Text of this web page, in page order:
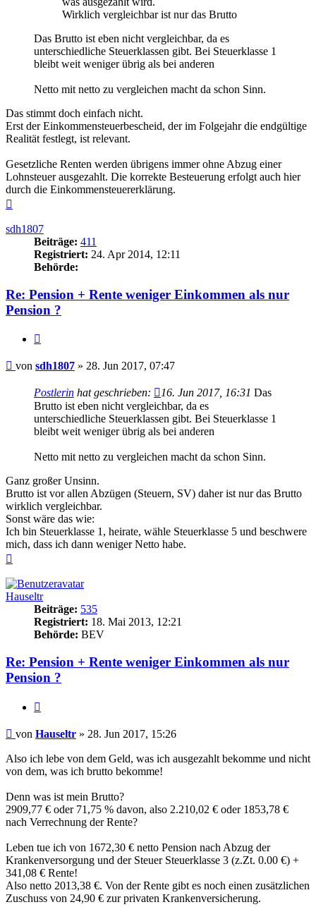
Wirklich vergleichbar ist nur das Brutto
Das Brutto ist eben nicht vergleichbar, da es
unterschiedliche Steuerklassen gibt. Bei Steuerklasse 1
bleibt weit weniger übrig als bei anderen
Netto mit netto zu vergleichen macht da schon Sinn.
Das stimmt doch einfach nicht.
Erst der Einkommensteuerbescheid, der im Folgejahr die endgültige
Realität festlegt, ist relevant.
Gesetzliche Renten werden übrigens immer ohne Abzug einer
Lohnsteuer ausgezahlt. Die korrekte Besteuerung erfolgt auch hier
durch die Einkommensteuererklärung.
sdh1807
Beiträge: 411
Registriert: 24. Apr 2014, 12:11
Behörde:
Re: Pension + Rente weniger Einkommen als nur
Pension ?
Beitrag
von sdh1807 » 28. Jun 2017, 07:47
Postlerin hat geschrieben: 16. Jun 2017, 16:31 Das
Brutto ist eben nicht vergleichbar, da es
unterschiedliche Steuerklassen gibt. Bei Steuerklasse 1
bleibt weit weniger übrig als bei anderen
Netto mit netto zu vergleichen macht da schon Sinn.
Ganz großer Unsinn.
Brutto ist vor allen Abzügen (Steuern, SV) daher ist nur das Brutto
wirklich vergleichbar.
Sonst wäre das wie:
Ich bin Steuerklasse 1, heirate, wähle Steuerklasse 5 und beschwere
mich, dass ich dann weniger Netto habe.
Hauseltr
Beiträge: 535
Registriert: 18. Mai 2013, 12:21
Behörde: BEV
Re: Pension + Rente weniger Einkommen als nur
Pension ?
Beitrag
von Hauseltr » 28. Jun 2017, 15:26
Also ich lebe von dem Geld, was ich ausgezahlt bekomme und nicht
von dem, was ich brutto bekomme!
Denn was ist mein Brutto?
2909,77 € oder 71,75 % davon, also 2.210,02 € oder 1853,78 €
nach Verrechnung der Rente?
Leben tue ich von 1672,30 € netto Pension nach Abzug der
Krankenversorgung und der Steuer Steuerklasse 3 (z.Zt. 0.00 €) +
341,08 € Rente!
Also netto 2013,38 €. Von der Rente gibt es noch einen zusätzlichen
Zuschuss von 24,90 € zur privaten Krankenversicherung.